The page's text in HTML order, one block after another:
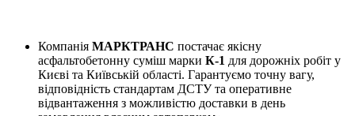
Компанія МАРКТРАНС постачає якісну
асфальтобетонну суміш марки К-1 для дорожніх робіт у
Києві та Київській області. Гарантуємо точну вагу,
відповідність стандартам ДСТУ та оперативне
відвантаження з можливістю доставки в день